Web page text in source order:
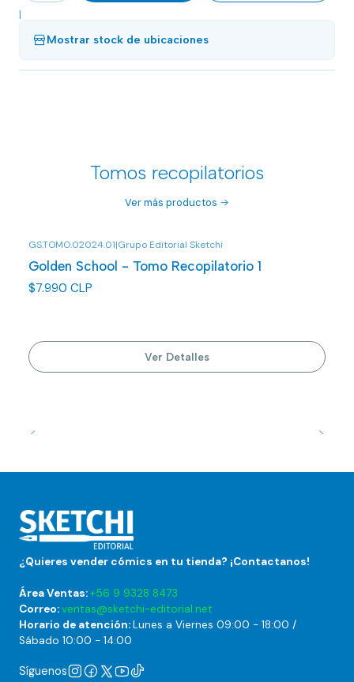
|
Mostrar stock de ubicaciones
Tomos recopilatorios
Ver más productos
GS.TOMO.02024.01|Grupo Editorial Sketchi
Golden School - Tomo Recopilatorio 1
$7.990 CLP
Ver Detalles
¿Quieres vender cómics en tu tienda? ¡Contactanos!
Área Ventas:+56 9 9328 8473
Correo:ventas@sketchi-editorial.net
Horario de atención:Lunes a Viernes 09:00 - 18:00 /
Sábado 10:00 - 14:00
Síguenos